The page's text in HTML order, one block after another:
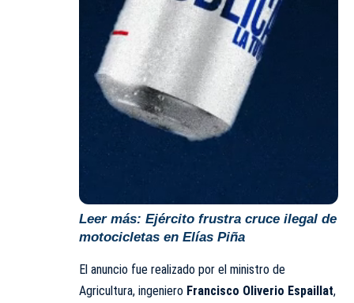
Leer más: Ejército frustra cruce ilegal de
motocicletas en Elías Piña
El anuncio fue realizado por el ministro de
Agricultura, ingeniero Francisco Oliverio Espaillat,